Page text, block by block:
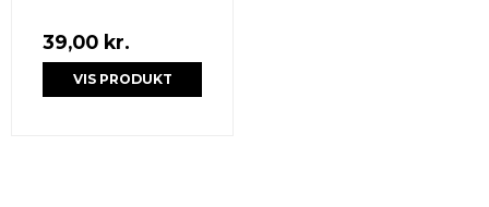
39,00 kr.
VIS PRODUKT